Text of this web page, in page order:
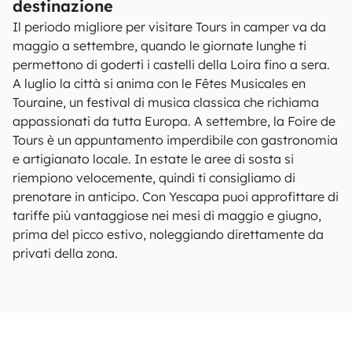
destinazione
Il periodo migliore per visitare Tours in camper va da
maggio a settembre, quando le giornate lunghe ti
permettono di goderti i castelli della Loira fino a sera.
A luglio la città si anima con le Fêtes Musicales en
Touraine, un festival di musica classica che richiama
appassionati da tutta Europa. A settembre, la Foire de
Tours è un appuntamento imperdibile con gastronomia
e artigianato locale. In estate le aree di sosta si
riempiono velocemente, quindi ti consigliamo di
prenotare in anticipo. Con Yescapa puoi approfittare di
tariffe più vantaggiose nei mesi di maggio e giugno,
prima del picco estivo, noleggiando direttamente da
privati della zona.